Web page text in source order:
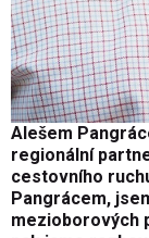
Alešem
regionální
cestovního
Pangrácem,
mezioborových